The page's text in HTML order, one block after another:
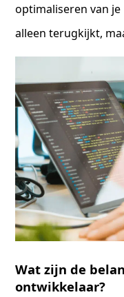
optimaliseren van
alleen terugkijkt,
Wat zijn de
ontwikkelaar?